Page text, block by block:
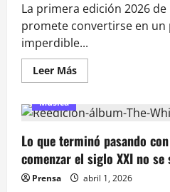
sencillo
“Bugambilia”
La primera edición 2026
promete convertirse en
imperdible...
Leer MásLeer
más
Reeditan
los
discos
de
Florcita
Motuda
y
Música
Lo que terminó pasando
comenzar el siglo XXI no se
Prensa abril 1, 2026